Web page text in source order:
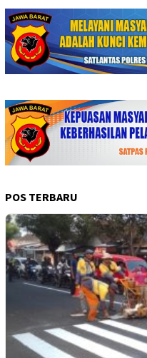
POS TERBARU